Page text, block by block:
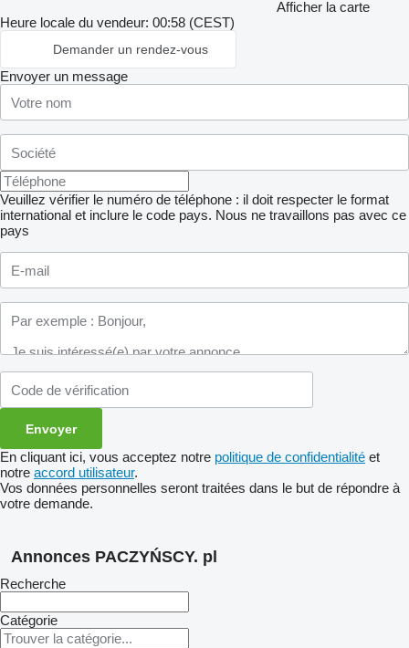
Afficher la carte
Heure locale du vendeur: 00:58 (CEST)
Demander un rendez-vous
Envoyer un message
Veuillez vérifier le numéro de téléphone : il doit respecter le format
international et inclure le code pays. Nous ne travaillons pas avec ce
pays
En cliquant ici, vous acceptez notre politique de confidentialité et
notre accord utilisateur.
Vos données personnelles seront traitées dans le but de répondre à
votre demande.
Annonces PACZYŃSCY. pl
Recherche
Catégorie